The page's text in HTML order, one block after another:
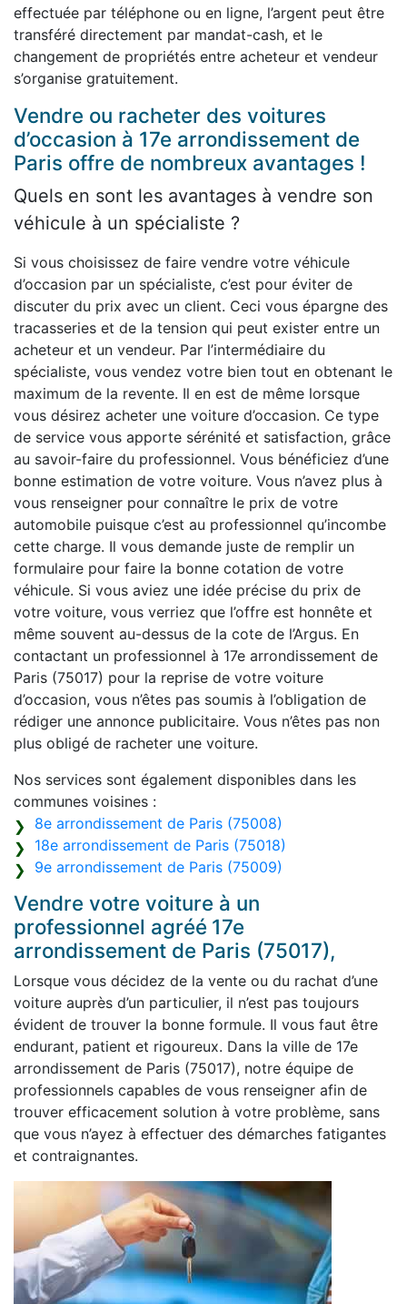
effectuée par téléphone ou en ligne, l’argent peut être
transféré directement par mandat-cash, et le
changement de propriétés entre acheteur et vendeur
s’organise gratuitement.
Vendre ou racheter des voitures
d’occasion à 17e arrondissement de
Paris offre de nombreux avantages !
Quels en sont les avantages à vendre son
véhicule à un spécialiste ?
Si vous choisissez de faire vendre votre véhicule
d’occasion par un spécialiste, c’est pour éviter de
discuter du prix avec un client. Ceci vous épargne des
tracasseries et de la tension qui peut exister entre un
acheteur et un vendeur. Par l’intermédiaire du
spécialiste, vous vendez votre bien tout en obtenant le
maximum de la revente. Il en est de même lorsque
vous désirez acheter une voiture d’occasion. Ce type
de service vous apporte sérénité et satisfaction, grâce
au savoir-faire du professionnel. Vous bénéficiez d’une
bonne estimation de votre voiture. Vous n’avez plus à
vous renseigner pour connaître le prix de votre
automobile puisque c’est au professionnel qu’incombe
cette charge. Il vous demande juste de remplir un
formulaire pour faire la bonne cotation de votre
véhicule. Si vous aviez une idée précise du prix de
votre voiture, vous verriez que l’offre est honnête et
même souvent au-dessus de la cote de l’Argus. En
contactant un professionnel à 17e arrondissement de
Paris (75017) pour la reprise de votre voiture
d’occasion, vous n’êtes pas soumis à l’obligation de
rédiger une annonce publicitaire. Vous n’êtes pas non
plus obligé de racheter une voiture.
Nos services sont également disponibles dans les
communes voisines :
8e arrondissement de Paris (75008)
18e arrondissement de Paris (75018)
9e arrondissement de Paris (75009)
Vendre votre voiture à un
professionnel agréé 17e
arrondissement de Paris (75017),
Lorsque vous décidez de la vente ou du rachat d’une
voiture auprès d’un particulier, il n’est pas toujours
évident de trouver la bonne formule. Il vous faut être
endurant, patient et rigoureux. Dans la ville de 17e
arrondissement de Paris (75017), notre équipe de
professionnels capables de vous renseigner afin de
trouver efficacement solution à votre problème, sans
que vous n’ayez à effectuer des démarches fatigantes
et contraignantes.